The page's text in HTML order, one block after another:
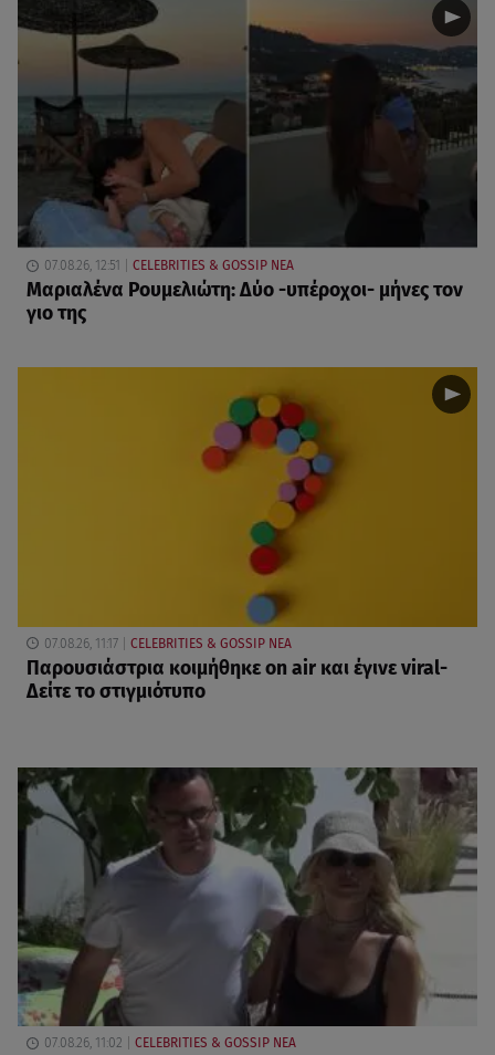
07.08.26, 12:51 CELEBRITIES & GOSSIP ΝΕΑ
Μαριαλένα Ρουμελιώτη: Δύο -υπέροχοι- μήνες τον
γιο της
07.08.26, 11:17 CELEBRITIES & GOSSIP ΝΕΑ
Παρουσιάστρια κοιμήθηκε on air και έγινε viral-
Δείτε το στιγμιότυπο
07.08.26, 11:02 CELEBRITIES & GOSSIP ΝΕΑ